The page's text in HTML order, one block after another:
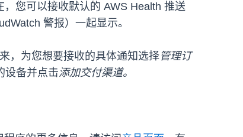
您可以接收默认的 AWS Health 推送
警报）一起显示。
，为您想要接收的具体通知选择管理订
设备并点击添加交付渠道。